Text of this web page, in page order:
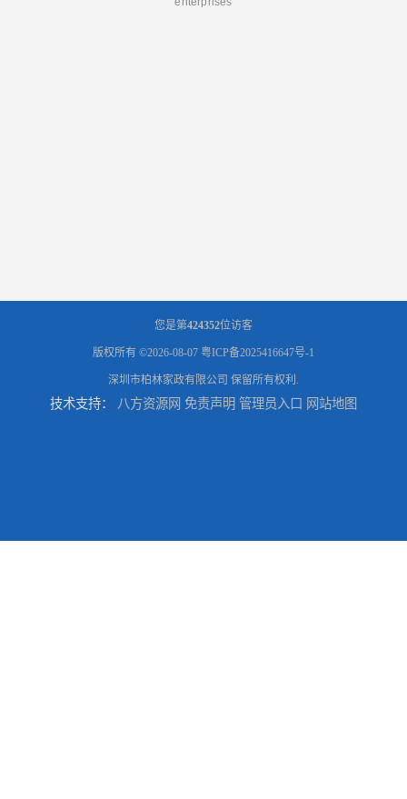
您是第424352位访客
版权所有 ©2026-08-07 粤ICP备2025416647号-1
深圳市柏林家政有限公司 保留所有权利.
技术支持： 八方资源网 免责声明 管理员入口 网站地图